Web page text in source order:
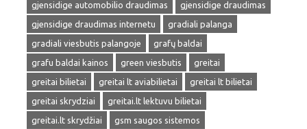
gjensidige automobilio draudimas
gjensidige draudimas
gjensidige draudimas internetu
gradiali palanga
gradiali viesbutis palangoje
grafų baldai
grafu baldai kainos
green viesbutis
greitai
greitai bilietai
greitai lt aviabilietai
greitai lt bilietai
greitai skrydziai
greitai.lt lektuvu bilietai
greitai.lt skrydžiai
gsm saugos sistemos